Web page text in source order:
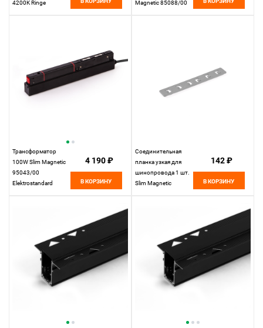
4200K Ringe
Magnetic 85088/00
Трансформатор
100W Slim Magnetic
95043/00
Elektrostandard
4 190 ₽
В КОРЗИНУ
Соединительная
планка узкая для
шинопровода 1 шт.
Slim Magnetic
142 ₽
В КОРЗИНУ